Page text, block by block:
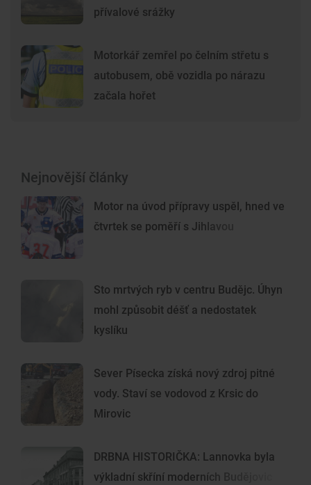
přívalové srážky
Motorkář zemřel po čelním střetu s
autobusem, obě vozidla po nárazu
začala hořet
Nejnovější články
Motor na úvod přípravy uspěl, hned ve
čtvrtek se poměří s Jihlavou
Sto mrtvých ryb v centru Budějc. Úhyn
mohl způsobit déšť a nedostatek
kyslíku
Sever Písecka získá nový zdroj pitné
vody. Staví se vodovod z Krsic do
Mirovic
DRBNA HISTORIČKA: Lannovka byla
výkladní skříní moderních Budějovic